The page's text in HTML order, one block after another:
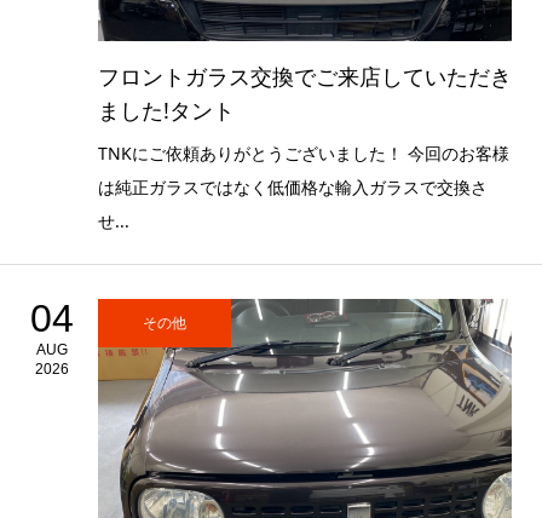
フロントガラス交換でご来店していただき
ました!タント
TNKにご依頼ありがとうございました！ 今回のお客様
は純正ガラスではなく低価格な輸入ガラスで交換さ
せ...
04
AUG
2026
その他